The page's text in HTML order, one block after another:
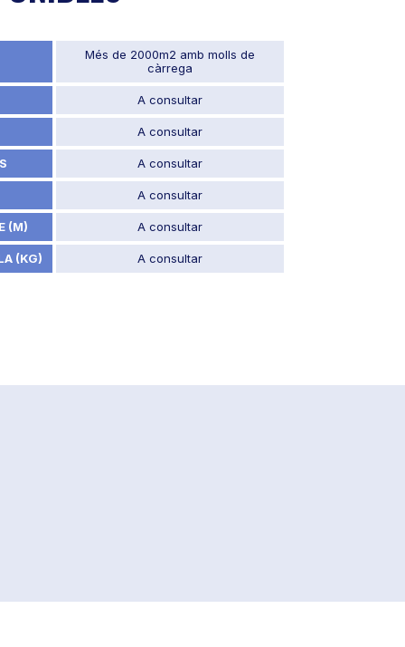
Més de 2000m2 amb molls de
càrrega
A consultar
A consultar
A consultar
A consultar
(M) A consultar
(KG) A consultar